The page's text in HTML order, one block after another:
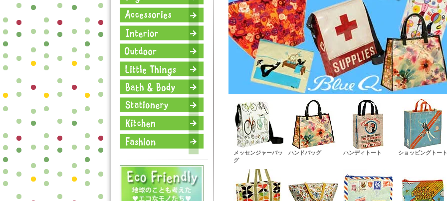
メッセンジャーバッ
グ
ハンドバッグ ハンディトート ショッピングトート